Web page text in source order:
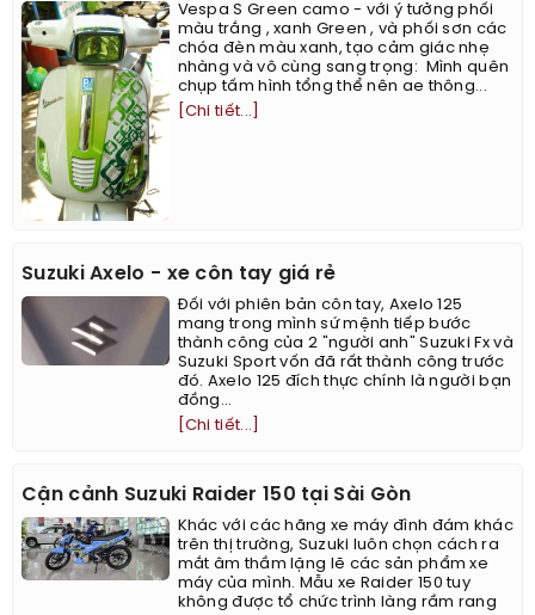
Vespa S Green camo - với ý tưởng phối
màu trắng , xanh Green , và phối sơn các
chóa đèn màu xanh, tạo cảm giác nhẹ
nhàng và vô cùng sang trọng: ​​​​ ​Mình quên
chụp tấm hình tổng thể nên ae thông...
[Chi tiết...]
Suzuki Axelo - xe côn tay giá rẻ
Đối với phiên bản côn tay, Axelo 125
mang trong mình sứ mệnh tiếp bước
thành công của 2 "người anh" Suzuki Fx và
Suzuki Sport vốn đã rất thành công trước
đó. Axelo 125 đích thực chính là người bạn
đồng...
[Chi tiết...]
Cận cảnh Suzuki Raider 150 tại Sài Gòn
Khác với các hãng xe máy đình đám khác
trên thị trường, Suzuki luôn chọn cách ra
mắt âm thầm lặng lẽ các sản phẩm xe
máy của mình. Mẫu xe Raider 150 tuy
không được tổ chức trình làng rầm rang